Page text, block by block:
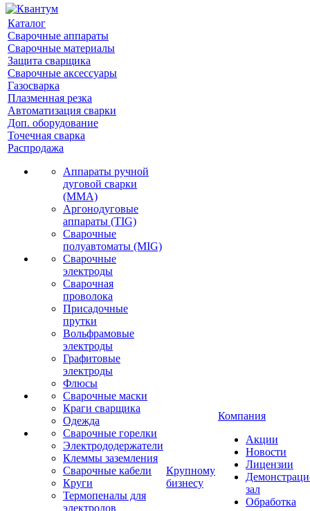
Каталог
Сварочные аппараты
Сварочные материалы
Защита сварщика
Сварочные аксессуары
Газосварка
Плазменная резка
Автоматизация сварки
Доп. оборудование
Точечная сварка
Распродажа
Аппараты ручной
дуговой сварки
(MMA)
Аргонодуговые
аппараты (TIG)
Сварочные
полуавтоматы (MIG)
Сварочные
электроды
Сварочная
проволока
Присадочные
прутки
Вольфрамовые
электроды
Графитовые
электроды
Флюсы
Сварочные маски
Краги сварщика
Одежда
Сварочные горелки
Электрододержатели
Клеммы заземления
Сварочные кабели
Круги
Термопеналы для
электродов
Крупному
бизнесу
Компания
Акции
Новости
Лицензии
зал
Обработка